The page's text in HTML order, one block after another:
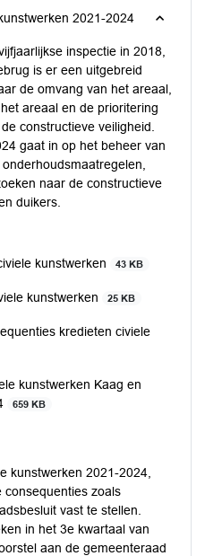
2021-2024
inspectie in 2018,
is er een uitgebreid
de omvang van het areaal,
areaal en de prioritering
constructieve veiligheid.
gaat in op het beheer van
naar de constructieve
duikers.
kunstwerken
43 KB
kunstwerken 25 KB
kredieten civiele
kunstwerken Kaag en
659 KB
kunstwerken 2021-2024,
consequenties zoals
vast te stellen.
in het 3e kwartaal van
aan de gemeenteraad